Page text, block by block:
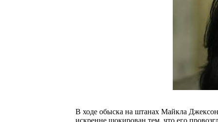
В ходе обыска на штанах Майкла
искренне шокирован тем, что его